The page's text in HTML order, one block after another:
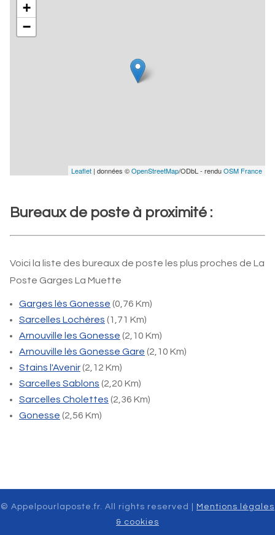
+
−
Leaflet | données ©OpenStreetMap/ODbL - renduOSM France
Bureaux de poste à proximité :
Voici la liste des bureaux de poste les plus proches de La
Poste Garges La Muette
Garges lès Gonesse (0,76 Km)
Sarcelles Lochères (1,71 Km)
Arnouville les Gonesse (2,10 Km)
Arnouville lès Gonesse Gare (2,10 Km)
Stains l'Avenir(2,12 Km)
Sarcelles Sablons (2,20 Km)
Sarcelles Cholettes (2,36 Km)
Gonesse (2,56 Km)
© Appelpourlaposte.fr. All rights reserved |
Mentions légales
& cookies